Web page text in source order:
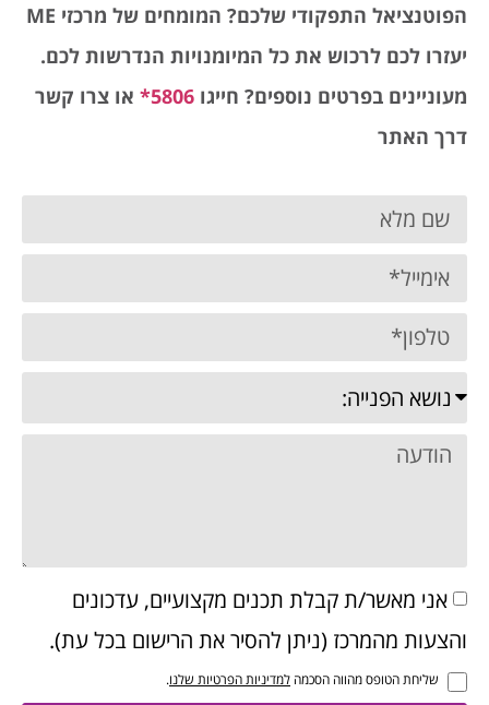
הפוטנציאל התפקודי שלכם? המומחים של מרכזי ME
יעזרו לכם לרכוש את כל המיומנויות הנדרשות לכם.
מעוניינים בפרטים נוספים? חייגו 5806*
או צרו קשר
דרך האתר
אני מאשר/ת קבלת תכנים מקצועיים, עדכונים
והצעות מהמרכז (ניתן להסיר את הרישום בכל עת).
שליחת הטופס מהווה הסכמה למדיניות הפרטיות שלנו.